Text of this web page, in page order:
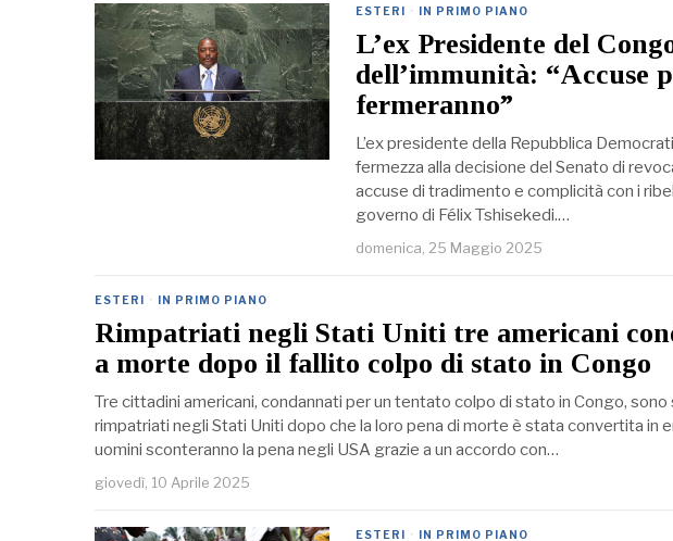
ESTERI · IN PRIMO PIANO
L’ex Presidente del
dell’immunità: “Accuse
fermeranno”
L’ex presidente della Repubblica
fermezza alla decisione del Senato di
accuse di tradimento e complicità con i
governo di Félix Tshisekedi.…
domenica, 25 Maggio 2025
ESTERI · IN PRIMO PIANO
Rimpatriati negli Stati Uniti tre americani
a morte dopo il fallito colpo di stato in Congo
Tre cittadini americani, condannati per un tentato colpo di stato in Congo, sono
rimpatriati negli Stati Uniti dopo che la loro pena di morte è stata convertita in
uomini sconteranno la pena negli USA grazie a un accordo con…
giovedì, 10 Aprile 2025
ESTERI · IN PRIMO PIANO